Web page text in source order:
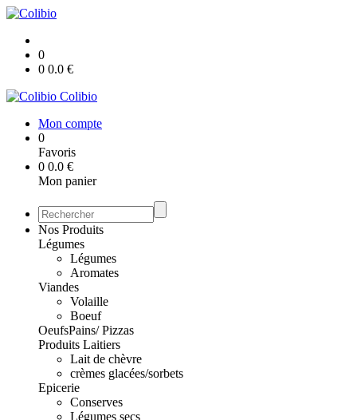
0
0 0.0 €
Colibio
Mon compte
0
Favoris
0 0.0 €
Mon panier
Nos Produits
Légumes
Légumes
Aromates
Viandes
Volaille
Boeuf
OeufsPains/ Pizzas
Produits Laitiers
Lait de chèvre
crèmes glacées/sorbets
Epicerie
Conserves
Légumes secs